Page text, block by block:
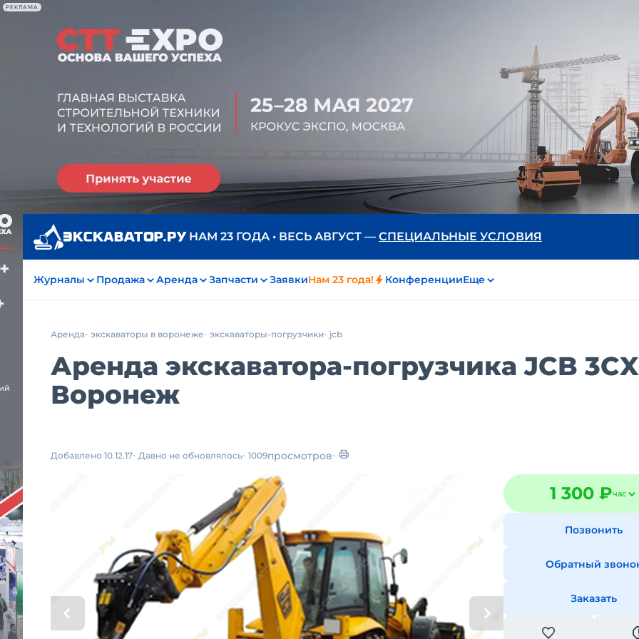
РЕКЛАМА
НАМ 23 ГОДА • ВЕСЬ АВГУСТ — СПЕЦИАЛЬНЫЕ УСЛОВИЯ
Журналы Продажа Аренда Запчасти ЗаявкиНам 23 года! КонференцииЕще
Аренда экскаваторы в воронеже экскаваторы-погрузчики jcb
Аренда экскаватора-погрузчика JCB
Воронеж
Добавлено 10.12.17 Давно не обновлялось 1009просмотров
1 300 ₽час
Позвонить
Обратный
Заказать